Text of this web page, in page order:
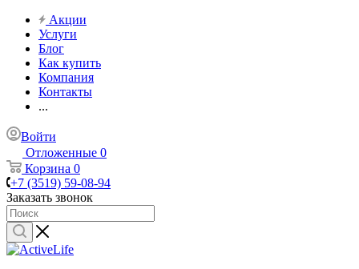
Акции
Услуги
Блог
Как купить
Компания
Контакты
...
Войти
Отложенные 0
Корзина 0
+7 (3519) 59-08-94
Заказать звонок